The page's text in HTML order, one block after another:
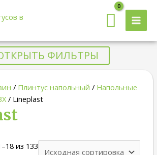
/ Плинтус напольный / Напольные
/ Lineplast
из 133
ФИЛЬТРЫ